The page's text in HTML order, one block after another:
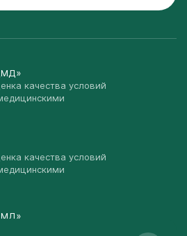
качества условий
качества условий